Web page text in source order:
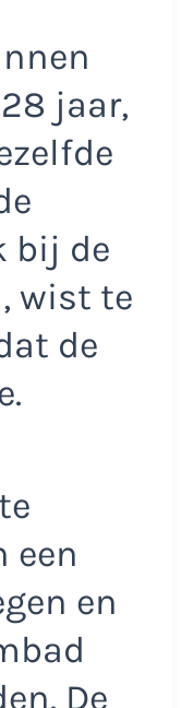
jaar,
bij de
wist te
de
een
en
De